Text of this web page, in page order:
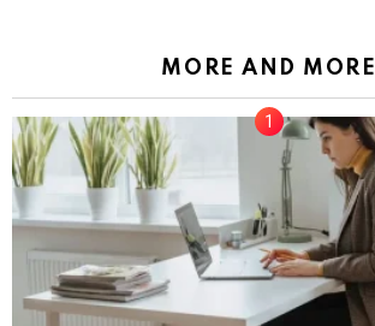
MORE AND MORE